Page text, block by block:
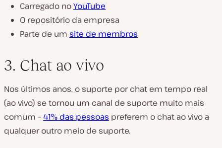
Carregado noYouTube
O repositório da empresa
Parte de um site de membros
3. Chat ao vivo
Nos últimos anos, o suporte por chat em tempo real
(ao vivo) se tornou um canal de suporte muito mais
comum –41% das pessoas preferem o chat ao vivo a
qualquer outro meio de suporte.